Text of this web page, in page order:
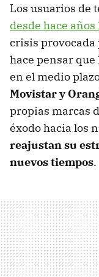
Los usuarios de
desde hace
crisis provocada
hace pensar
en el medio
Movistar y
propias marcas
éxodo hacia los
reajustan su
nuevos tiempos.